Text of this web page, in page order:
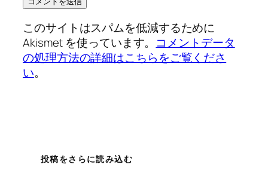
このサイトはスパムを低減するために
Akismet を使っています。 コメントデータ
の処理方法の詳細はこちらをご覧くださ
い。
投稿をさらに読み込む